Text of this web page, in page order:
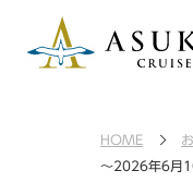
HOME
～2026年6月